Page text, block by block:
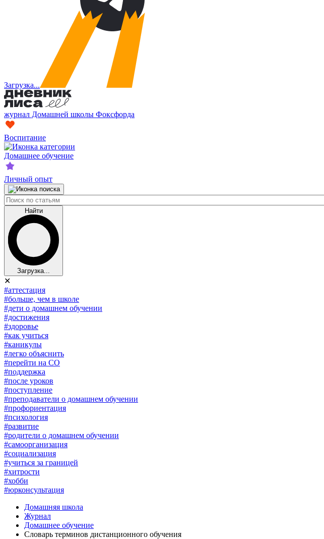
Загрузка...
журнал Домашней школы Фоксфорда
Воспитание
Домашнее обучение
Личный опыт
Найти
Загрузка...
✕
#аттестация
#больше, чем в школе
#дети о домашнем обучении
#достижения
#здоровье
#как учиться
#каникулы
#легко объяснить
#перейти на СО
#поддержка
#после уроков
#поступление
#преподаватели о домашнем обучении
#профориентация
#психология
#развитие
#родители о домашнем обучении
#самоорганизация
#социализация
#учиться за границей
#хитрости
#хобби
#юрконсультация
Домашняя школа
Журнал
Домашнее обучение
Словарь терминов дистанционного обучения